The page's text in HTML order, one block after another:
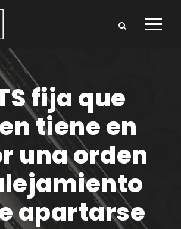
fija que
tiene en
una orden
apartarse